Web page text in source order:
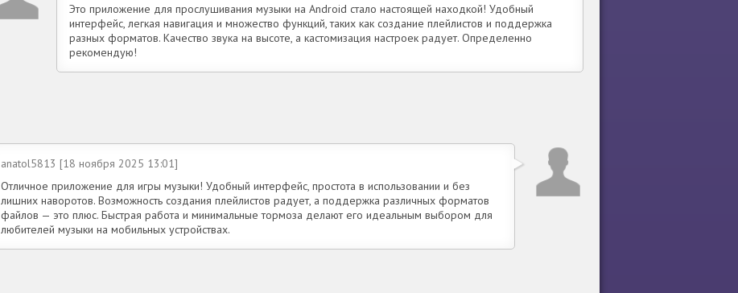
Это приложение для прослушивания музыки на Android стало настоящей находкой! Удобный
интерфейс, легкая навигация и множество функций, таких как создание плейлистов и поддержка
разных форматов. Качество звука на высоте, а кастомизация настроек радует. Определенно
рекомендую!
anatol5813 [18 ноября 2025 13:01]
Отличное приложение для игры музыки! Удобный интерфейс, простота в использовании и без
лишних наворотов. Возможность создания плейлистов радует, а поддержка различных форматов
файлов — это плюс. Быстрая работа и минимальные тормоза делают его идеальным выбором для
любителей музыки на мобильных устройствах.